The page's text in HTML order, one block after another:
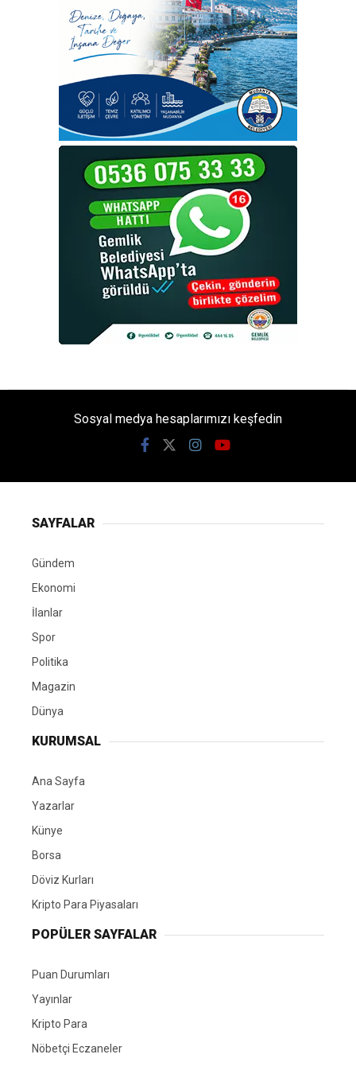
Sosyal medya hesaplarımızı keşfedin
SAYFALAR
Gündem
Ekonomi
İlanlar
Spor
Politika
Magazin
Dünya
KURUMSAL
Ana Sayfa
Yazarlar
Künye
Borsa
Döviz Kurları
Kripto Para Piyasaları
POPÜLER SAYFALAR
Puan Durumları
Yayınlar
Kripto Para
Nöbetçi Eczaneler